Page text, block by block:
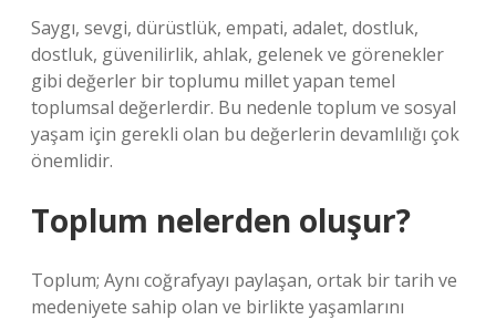
Saygı, sevgi, dürüstlük, empati, adalet, dostluk,
dostluk, güvenilirlik, ahlak, gelenek ve görenekler
gibi değerler bir toplumu millet yapan temel
toplumsal değerlerdir. Bu nedenle toplum ve sosyal
yaşam için gerekli olan bu değerlerin devamlılığı çok
önemlidir.
Toplum nelerden oluşur?
Toplum; Aynı coğrafyayı paylaşan, ortak bir tarih ve
medeniyete sahip olan ve birlikte yaşamlarını